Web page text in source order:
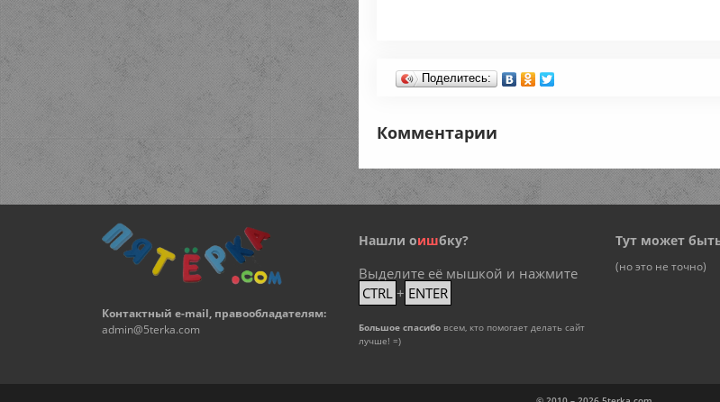
Поделитесь:
Комментарии
Контактный e-mail, правообладателям:
admin@5terka.com
Нашли оишбку?
Выделите её мышкой и нажмите
CTRL + ENTER
Большое спасибо всем, кто помогает делать сайт
лучше! =)
Тут может
(но это не точно)